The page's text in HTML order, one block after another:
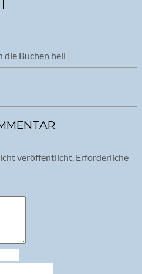
die Buchen hell
veröffentlicht. Erforderliche